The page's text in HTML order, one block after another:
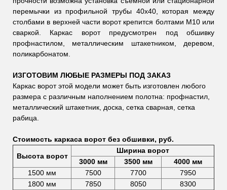
перемычки из профильной трубы 40х40, которая между
столбами в верхней части ворот крепится болтами М10 или
сваркой. Каркас ворот предусмотрен под обшивку
профнастилом, металлическим штакетником, деревом,
поликарбонатом.
ИЗГОТОВИМ ЛЮБЫЕ РАЗМЕРЫ ПОД ЗАКАЗ
Каркас ворот этой модели может быть изготовлен любого
размера с различным наполнением полотна: профнастил,
металлический штакетник, доска, сетка сварная, сетка
рабица.
Стоимость каркаса ворот без обшивки, руб.
Высота ворот
Ширина ворот
3000 мм
3500 мм
4000 мм
1500 мм
7500 7700
7950
1800 мм
7850 8050
8300